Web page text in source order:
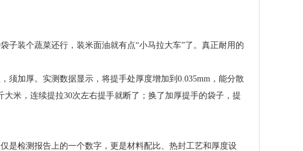
子装个蔬菜还行，装米面油就有点“小马拉大车”了。真正耐用的
须加厚。实测数据显示，将提手处厚度增加到0.035mm，能分散
米，连续提拉30次左右提手就断了；换了加厚提手的袋子，提
是检测报告上的一个数字，更是材料配比、热封工艺和厚度设